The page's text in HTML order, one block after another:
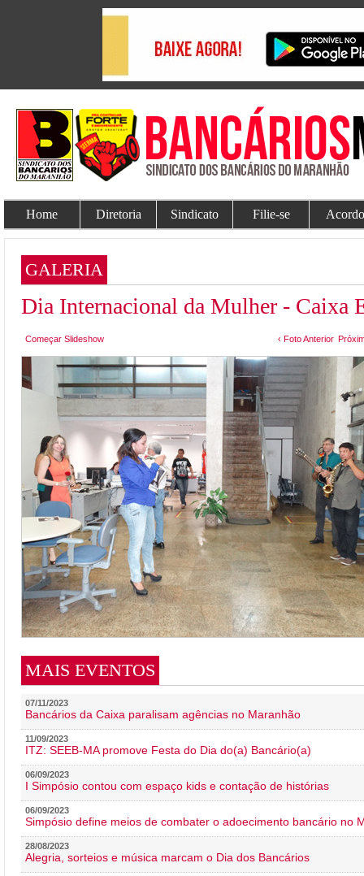
Home Diretoria Sindicato Filie-se
GALERIA
Dia Internacional da Mulher - Caixa
Começar Slideshow ‹ Foto Anterior
MAIS EVENTOS
07/11/2023
Bancários da Caixa paralisam agências no Maranhão
11/09/2023
ITZ: SEEB-MA promove Festa do Dia do(a) Bancário(a)
06/09/2023
I Simpósio contou com espaço kids e contação de histórias
06/09/2023
Simpósio define meios de combater o adoecimento bancário no
28/08/2023
Alegria, sorteios e música marcam o Dia dos Bancários